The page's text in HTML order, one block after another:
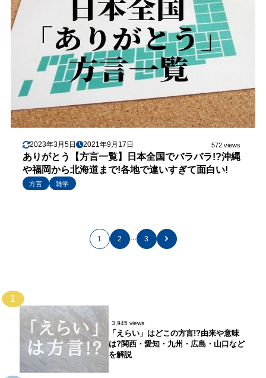
2023年3月5日 2021年9月17日 572 views
ありがとう【方言一覧】日本全国でバラバラ!?沖縄
や福岡から北海道まで!各地で違いすぎて面白い!
方言 雑学
1 2 … 3
1
3,945 views
「えらい」はどこの方言!?由来や意味
は?関西・愛知・九州・広島・山口など
を解説